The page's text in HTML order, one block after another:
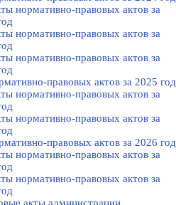
нормативно-правовых актов за
нормативно-правовых актов за
нормативно-правовых актов за
правовых актов за 2025 год
нормативно-правовых актов за
нормативно-правовых актов за
правовых актов за 2026 год
нормативно-правовых актов за
нормативно-правовых актов за